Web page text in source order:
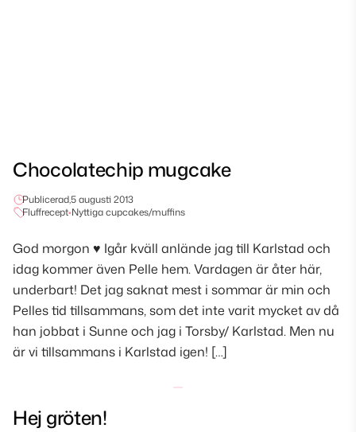
Chocolatechip mugcake
Publicerad,5 augusti 2013
Fluffrecept•Nyttiga cupcakes/muffins
God morgon ♥ Igår kväll anlände jag till Karlstad och
idag kommer även Pelle hem. Vardagen är åter här,
underbart! Det jag saknat mest i sommar är min och
Pelles tid tillsammans, som det inte varit mycket av då
han jobbat i Sunne och jag i Torsby/ Karlstad. Men nu
är vi tillsammans i Karlstad igen! […]
Hej gröten!